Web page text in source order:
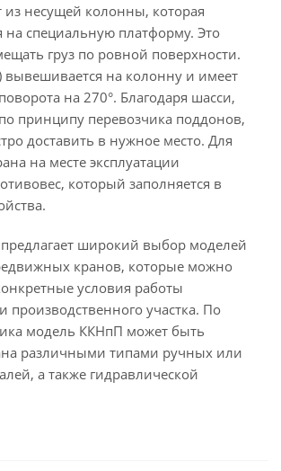
из несущей колонны, которая
на специальную платформу. Это
груз по ровной поверхности.
вывешивается на колонну и имеет
на 270°. Благодаря шасси,
принципу перевозчика поддонов,
доставить в нужное место. Для
на месте эксплуатации
который заполняется в
широкий выбор моделей
кранов, которые можно
условия работы
производственного участка. По
модель ККНпП может быть
различными типами ручных или
а также гидравлической